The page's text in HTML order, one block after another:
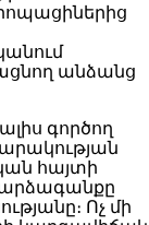
անձանց
գործող
հայտի
Ոչ մի